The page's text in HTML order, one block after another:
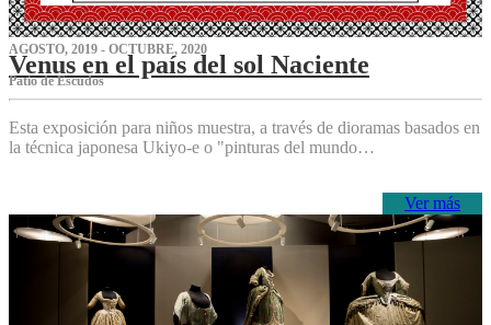
AGOSTO, 2019 - OCTUBRE, 2020
Venus en el país del sol Naciente
P‌atio de Escudos
Esta exposición para niños muestra, a través de dioramas basados en
la técnica japonesa Ukiyo-e o "pinturas del mundo…
Ver más